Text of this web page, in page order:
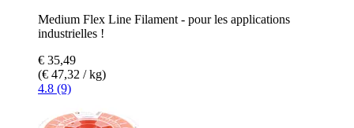
Medium Flex Line Filament - pour les applications
industrielles !
€ 35,49
(€ 47,32 / kg)
4.8 (9)